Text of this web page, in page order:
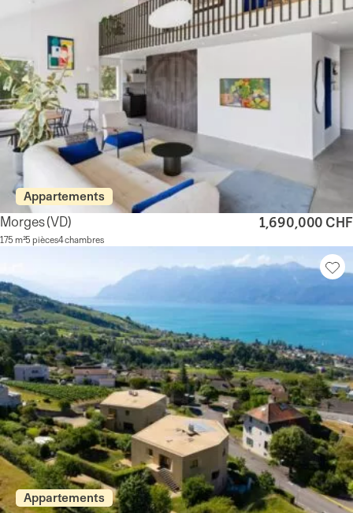
Appartements
Morges(VD)
175 m²5 pièces4 chambres
1,690,000 CHF
Appartements